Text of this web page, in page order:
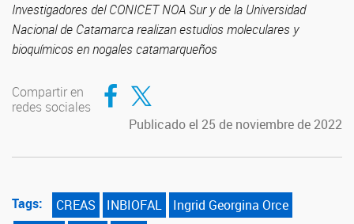
Investigadores del CONICET NOA Sur y de la Universidad
Nacional de Catamarca realizan estudios moleculares y
bioquímicos en nogales catamarqueños
Compartir en
redes sociales
Compartir en Facebook
Compartir en Twitter
Publicado el 25 de noviembre de 2022
Tags: CREAS INBIOFAL
Ingrid Georgina Orce